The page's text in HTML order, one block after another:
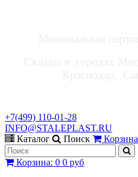
+7(499) 110-01-28
INFO@STALEPLAST.RU
Каталог
Поиск Корзина
Корзина: 0 0 руб